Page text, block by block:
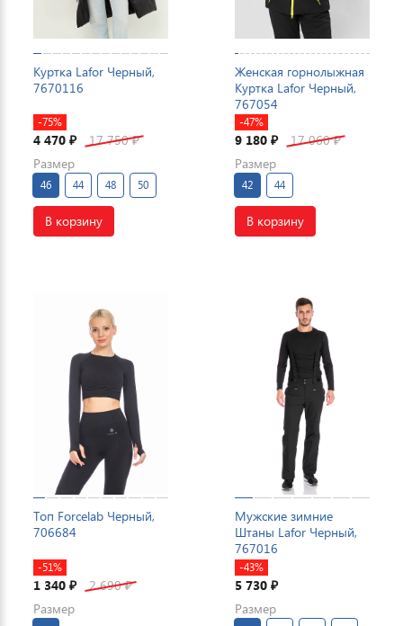
Куртка Lafor Черный,
7670116
-75%
4 470 ₽ 17 750₽
Размер
46 44 48 50
В корзину
Женская горнолыжная
Куртка Lafor Черный,
767054
-47%
9 180 ₽ 17 060₽
Размер
42 44
В корзину
Топ Forcelab Черный,
706684
-51%
1 340 ₽ 2 690₽
Размер
Мужские зимние
Штаны Lafor Черный,
767016
-43%
5 730 ₽
Размер